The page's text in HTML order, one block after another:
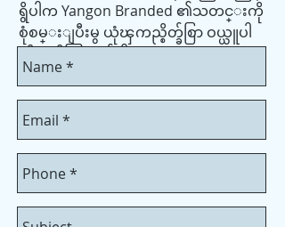
ရွိပါက Yangon Branded ၏သတင္းကို
စုံစမ္းျပီးမွ ယုံၾကည္စိတ္ခ်စြာ ဝယ္ယူပါ
လို႕ တိုက္တြန္းခ်င္ပါတယ္။